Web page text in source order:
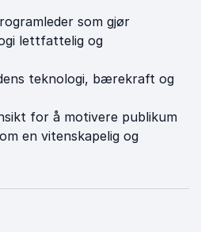
som gjør
lettfattelig og
teknologi, bærekraft og
for å motivere publikum
en vitenskapelig og